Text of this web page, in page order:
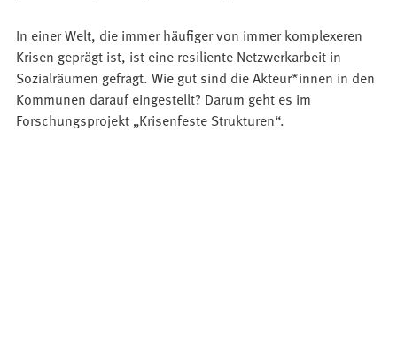
In einer Welt, die immer häufiger von immer komplexeren
Krisen geprägt ist, ist eine resiliente Netzwerkarbeit in
Sozialräumen gefragt. Wie gut sind die Akteur*innen in den
Kommunen darauf eingestellt? Darum geht es im
Forschungsprojekt „Krisenfeste Strukturen“.